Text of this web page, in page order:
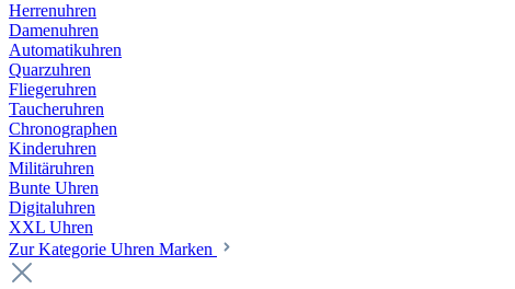
Herrenuhren
Damenuhren
Automatikuhren
Quarzuhren
Fliegeruhren
Taucheruhren
Chronographen
Kinderuhren
Militäruhren
Bunte Uhren
Digitaluhren
XXL Uhren
Zur Kategorie Uhren Marken